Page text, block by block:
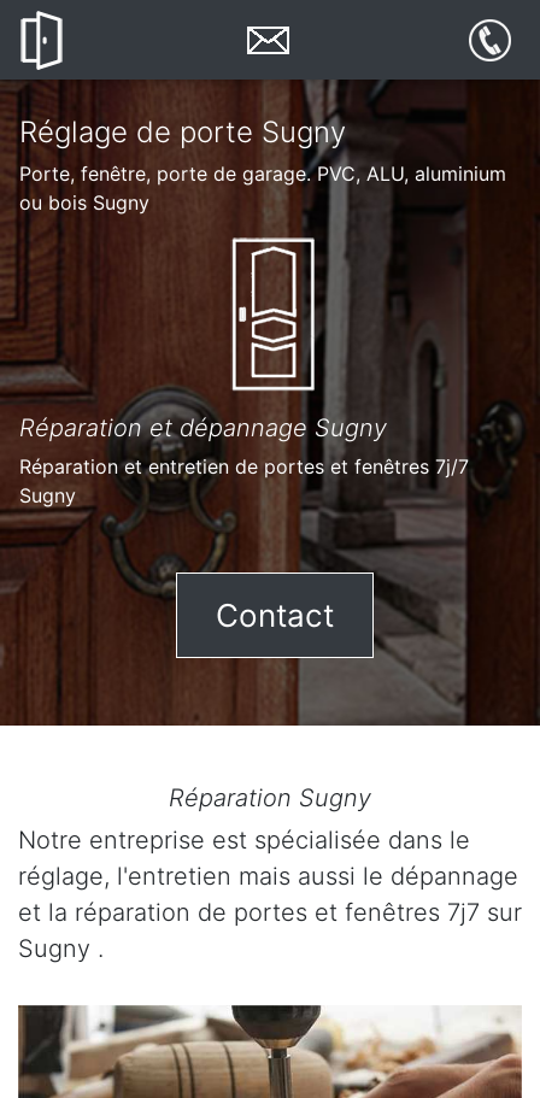
Réglage de porte Sugny
Porte, fenêtre, porte de garage. PVC, ALU, aluminium
ou bois Sugny
Réparation et dépannage Sugny
Réparation et entretien de portes et fenêtres 7j/7
Sugny
Contact
Réparation Sugny
Notre entreprise est spécialisée dans le
réglage, l'entretien mais aussi le dépannage
et la réparation de portes et fenêtres 7j7 sur
Sugny .